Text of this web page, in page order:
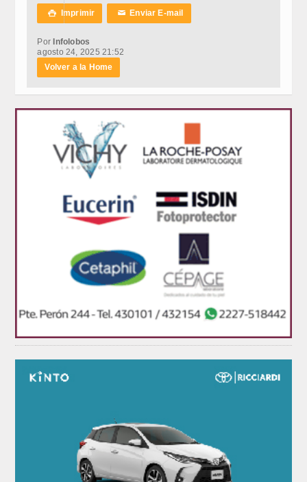
 Imprimir ✉Enviar E-mail
Por Infolobos
agosto 24, 2025 21:52
Volver a la Home